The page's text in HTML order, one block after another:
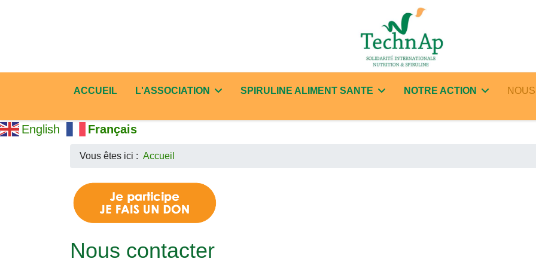
ACCUEIL L'ASSOCIATION SPIRULINE ALIMENT SANTE NOTRE ACTION
English Français
Vous êtes ici : Accueil
Nous contacter